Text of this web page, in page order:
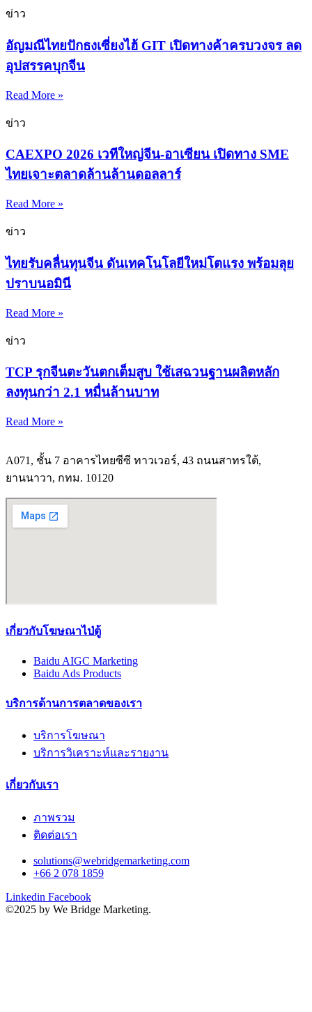
ข่าว
อัญมณีไทยปักธงเซี่ยงไฮ้ GIT เปิดทางค้าครบวงจร ลด
อุปสรรคบุกจีน
Read More »
ข่าว
CAEXPO 2026 เวทีใหญ่จีน-อาเซียน เปิดทาง SME
ไทยเจาะตลาดล้านล้านดอลลาร์
Read More »
ข่าว
ไทยรับคลื่นทุนจีน ดันเทคโนโลยีใหม่โตแรง พร้อมลุย
ปราบนอมินี
Read More »
ข่าว
TCP รุกจีนตะวันตกเต็มสูบ ใช้เสฉวนฐานผลิตหลัก
ลงทุนกว่า 2.1 หมื่นล้านบาท
Read More »
A071, ชั้น 7 อาคารไทยซีซี ทาวเวอร์, 43 ถนนสาทรใต้,
ยานนาวา, กทม. 10120
เกี่ยวกับโฆษณาไป่ตู้
Baidu AIGC Marketing
Baidu Ads Products
บริการด้านการตลาดของเรา
บริการโฆษณา
บริการวิเคราะห์และรายงาน
เกี่ยวกับเรา
ภาพรวม
ติดต่อเรา
solutions@webridgemarketing.com
+66 2 078 1859
Linkedin Facebook
©2025 by We Bridge Marketing.